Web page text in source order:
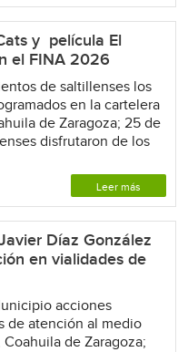
y película El
el FINA 2026
de saltillenses los
en la cartelera
de Zaragoza; 25 de
disfrutaron de los
Leer más
Díaz González
en vialidades de
acciones
de atención al medio
de Zaragoza;